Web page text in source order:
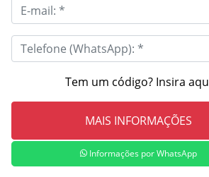
Tem um código? Insira
Informações por WhatsApp